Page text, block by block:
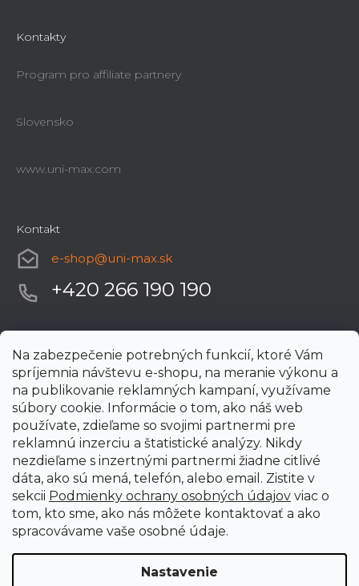
Na zabezpečenie potrebných funkcií, ktoré Vám
spríjemnia návštevu e-shopu, na meranie výkonu a
na publikovanie reklamných kampaní, využívame
súbory cookie. Informácie o tom, ako náš web
používate, zdieľame so svojimi partnermi pre
reklamnú inzerciu a štatistické analýzy. Nikdy
nezdieľame s inzertnými partnermi žiadne citlivé
dáta, ako sú mená, telefón, alebo email. Zistite v
sekcii Podmienky ochrany osobných údajov viac o
tom, kto sme, ako nás môžete kontaktovať a ako
spracovávame vaše osobné údaje.
Nastavenie
Kontakty
Program pro affiliate partnery
Slovensko
www.uni-max.com
Kontakt
e-shop@uni-max.sk
+420 266 190 190